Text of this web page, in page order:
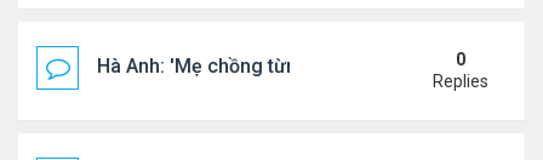
Hà Anh: 'Mẹ chồng từng ngạc nhiên vì tôi luôn trả
0
Replies